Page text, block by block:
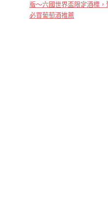
版～六國世界盃限定酒標
必買葡萄酒推薦